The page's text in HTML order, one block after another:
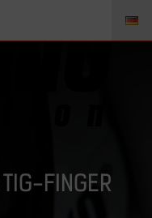
TIG-FINGER